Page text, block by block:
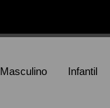
Masculino Infantil